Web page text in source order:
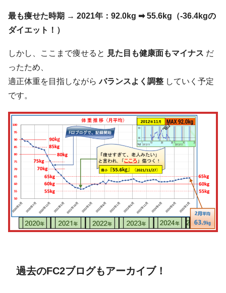
最も痩せた時期 → 2021年：92.0kg ➡ 55.6kg（-36.4kgの
ダイエット！）
しかし、ここまで痩せると 見た目も健康面もマイナス だ
ったため、
適正体重を目指しながらバランスよく調整 していく予定
です。
過去のFC2ブログもアーカイブ！